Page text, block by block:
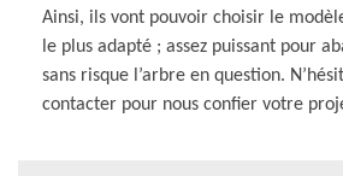
Ainsi, ils vont pouvoir choisir le
le plus adapté ; assez puissant pour
sans risque l’arbre en question.
contacter pour nous confier votre